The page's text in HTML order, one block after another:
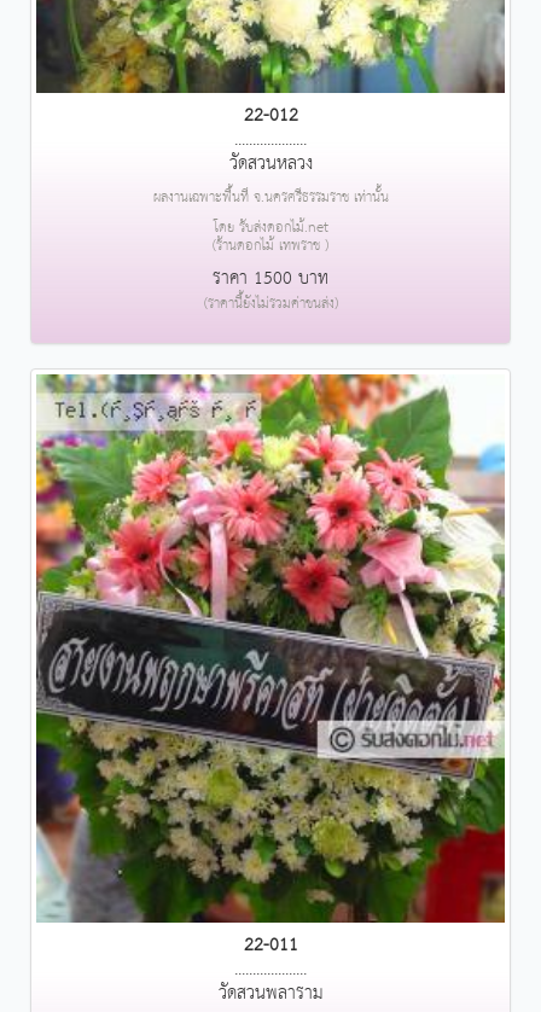
22-012
....................
วัดสวนหลวง
ผลงานเฉพาะพื้นที่ จ.นครศรีธรรมราช เท่านั้น
โดย รับส่งดอกไม้.net
(ร้านดอกไม้ เทพราช )
ราคา 1500 บาท
(ราคานี้ยังไม่รวมค่าขนส่ง)
22-011
....................
วัดสวนพลาราม